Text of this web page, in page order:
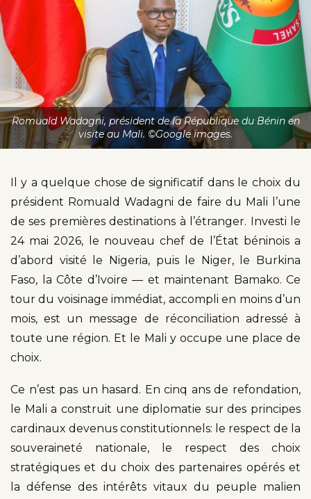
Romuald Wadagni, président de la République du Bénin en
visite au Mali. ©Google images.
Il y a quelque chose de significatif dans le choix du
président Romuald Wadagni de faire du Mali l’une
de ses premières destinations à l’étranger. Investi le
24 mai 2026, le nouveau chef de l’État béninois a
d’abord visité le Nigeria, puis le Niger, le Burkina
Faso, la Côte d’Ivoire — et maintenant Bamako. Ce
tour du voisinage immédiat, accompli en moins d’un
mois, est un message de réconciliation adressé à
toute une région. Et le Mali y occupe une place de
choix.
Ce n’est pas un hasard. En cinq ans de refondation,
le Mali a construit une diplomatie sur des principes
cardinaux devenus constitutionnels: le respect de la
souveraineté nationale, le respect des choix
stratégiques et du choix des partenaires opérés et
la défense des intérêts vitaux du peuple malien